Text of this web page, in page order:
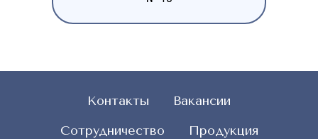
Контакты
Вакансии
Сотрудничество
Продукция